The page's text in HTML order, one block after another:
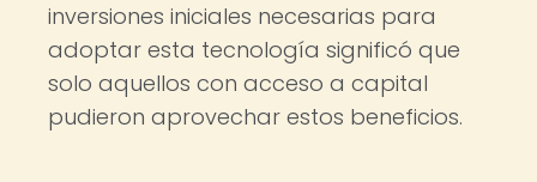
inversiones iniciales necesarias para
adoptar esta tecnología significó que
solo aquellos con acceso a capital
pudieron aprovechar estos beneficios.